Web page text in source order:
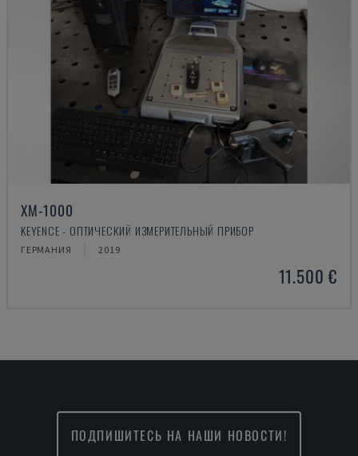
XM-1000
KEYENCE - ОПТИЧЕСКИЙ ИЗМЕРИТЕЛЬНЫЙ ПРИБОР
ГЕРМАНИЯ 2019
11.500 €
ПОДПИШИТЕСЬ НА НАШИ НОВОСТИ!